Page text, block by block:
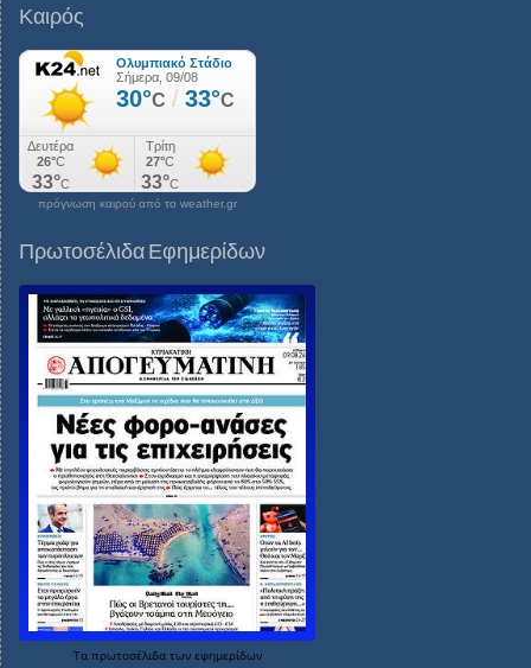
Καιρός
πρόγνωση καιρού από το weather.gr
Πρωτοσέλιδα Εφημερίδων
Τα πρωτοσέλιδα των εφημερίδων